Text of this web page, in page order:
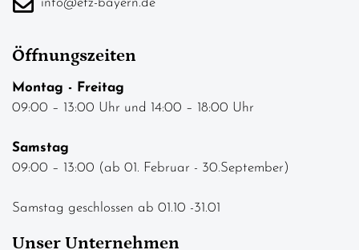
Öffnungszeiten
Montag - Freitag
09:00 – 13:00 Uhr und 14:00 – 18:00 Uhr
Samstag
09:00 – 13:00 (ab 01. Februar - 30.September)
Samstag geschlossen ab 01.10 -31.01
Unser Unternehmen